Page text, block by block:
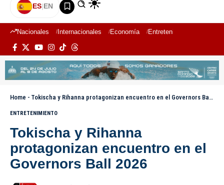
ES|EN
Nacionales Internacionales Economía Entretenimiento
Home - Tokischa y Rihanna protagonizan encuentro en el Governors Ball 2026
ENTRETENIMIENTO
Tokischa y Rihanna
protagonizan encuentro en el
Governors Ball 2026